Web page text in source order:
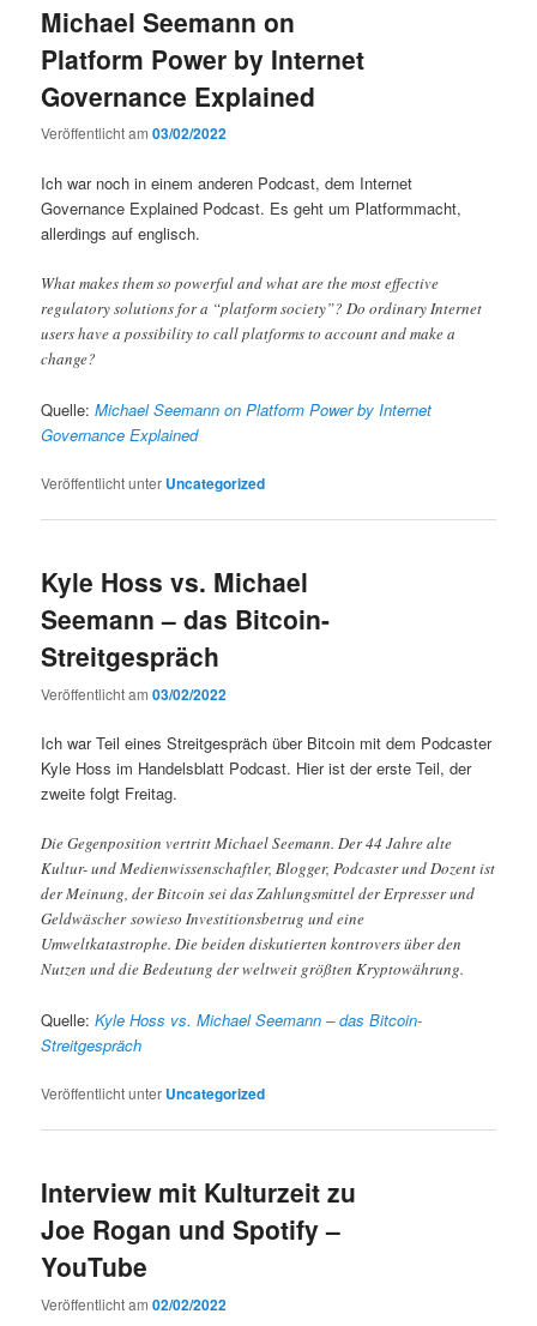
Michael Seemann on
Platform Power by Internet
Governance Explained
Veröffentlicht am03/02/2022
Ich war noch in einem anderen Podcast, dem Internet
Governance Explained Podcast. Es geht um Platformmacht,
allerdings auf englisch.
What makes them so powerful and what are the most effective
regulatory solutions for a “platform society”? Do ordinary Internet
users have a possibility to call platforms to account and make a
change?
Quelle:Michael Seemann on Platform Power by Internet
Governance Explained
Veröffentlicht unter Uncategorized
Kyle Hoss vs. Michael
Seemann – das Bitcoin-
Streitgespräch
Veröffentlicht am03/02/2022
Ich war Teil eines Streitgespräch über Bitcoin mit dem Podcaster
Kyle Hoss im Handelsblatt Podcast. Hier ist der erste Teil, der
zweite folgt Freitag.
Die Gegenposition vertritt Michael Seemann. Der 44 Jahre alte
Kultur- und Medienwissenschaftler, Blogger, Podcaster und Dozent ist
der Meinung, der Bitcoin sei das Zahlungsmittel der Erpresser und
Geldwäscher sowieso Investitionsbetrug und eine
Umweltkatastrophe. Die beiden diskutierten kontrovers über den
Nutzen und die Bedeutung der weltweit größten Kryptowährung.
Quelle:Kyle Hoss vs. Michael Seemann – das Bitcoin-
Streitgespräch
Veröffentlicht unter Uncategorized
Interview mit Kulturzeit zu
Joe Rogan und Spotify –
YouTube
Veröffentlicht am02/02/2022